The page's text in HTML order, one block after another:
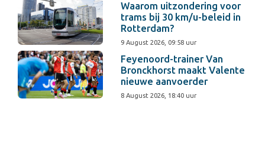
Waarom uitzondering voor
trams bij 30 km/u-beleid in
Rotterdam?
9 August 2026, 09:58 uur
Feyenoord-trainer Van
Bronckhorst maakt Valente
nieuwe aanvoerder
8 August 2026, 18:40 uur